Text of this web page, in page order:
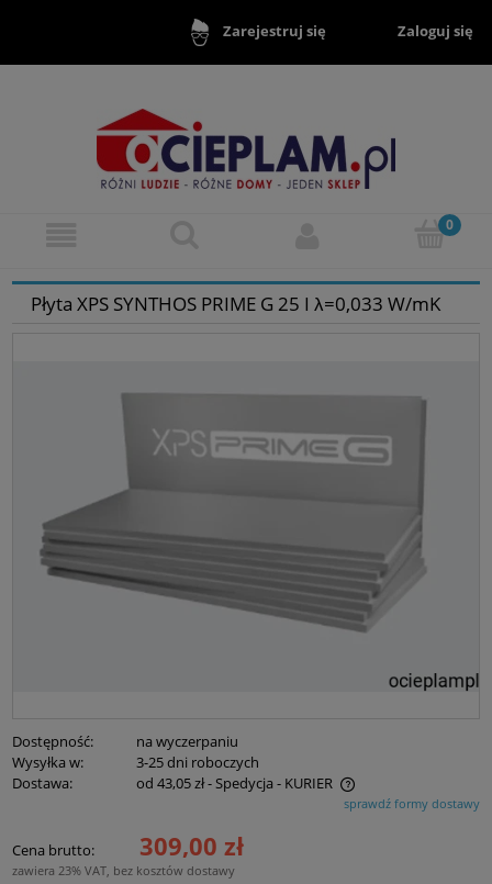
Zarejestruj się Zaloguj się
Płyta XPS SYNTHOS PRIME G 25 I λ=0,033 W/mK
Dostępność:
na wyczerpaniu
Wysyłka w:
3-25 dni roboczych
Dostawa:
od 43,05 zł- Spedycja - KURIER
Cena nie zawiera ewentualnych kosztów płatnościsprawdź formy dostawy
Cena brutto: 309,00 zł
zawiera 23% VAT, bez kosztów dostawy